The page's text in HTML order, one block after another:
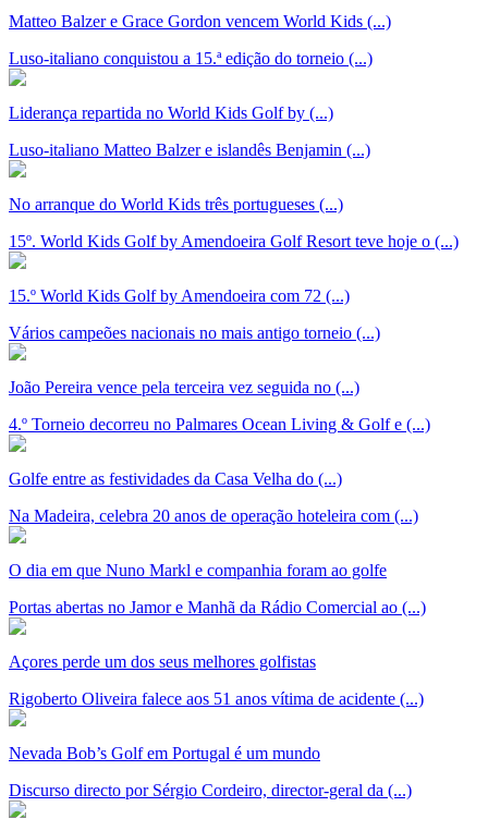
Matteo Balzer e Grace Gordon vencem World Kids (...)
Luso-italiano conquistou a 15.ª edição do torneio (...)
Liderança repartida no World Kids Golf by (...)
Luso-italiano Matteo Balzer e islandês Benjamin (...)
No arranque do World Kids três portugueses (...)
15º. World Kids Golf by Amendoeira Golf Resort teve hoje o (...)
15.º World Kids Golf by Amendoeira com 72 (...)
Vários campeões nacionais no mais antigo torneio (...)
João Pereira vence pela terceira vez seguida no (...)
4.º Torneio decorreu no Palmares Ocean Living & Golf e (...)
Golfe entre as festividades da Casa Velha do (...)
Na Madeira, celebra 20 anos de operação hoteleira com (...)
O dia em que Nuno Markl e companhia foram ao golfe
Portas abertas no Jamor e Manhã da Rádio Comercial ao (...)
Açores perde um dos seus melhores golfistas
Rigoberto Oliveira falece aos 51 anos vítima de acidente (...)
Nevada Bob’s Golf em Portugal é um mundo
Discurso directo por Sérgio Cordeiro, director-geral da (...)